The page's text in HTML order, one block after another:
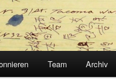
Team Archiv